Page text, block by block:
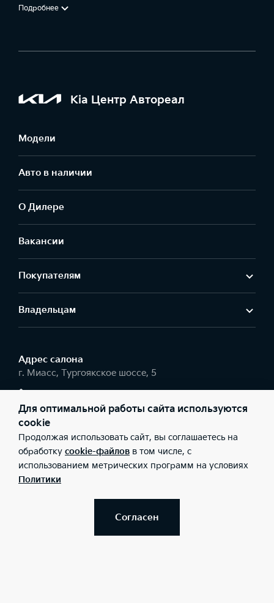
Подробнее
Kia Центр Автореал
Модели
Авто в наличии
О Дилере
Вакансии
Покупателям
Владельцам
Адрес салонa
г. Миасс, Тургоякское шоссе, 5
Соцсети
Заказать звонок
Для оптимальной работы сайта используются
cookie
Продолжая использовать сайт, вы соглашаетесь на
обработку cookie-файлов в том числе, с
использованием метрических программ на условиях
Политики
Согласен